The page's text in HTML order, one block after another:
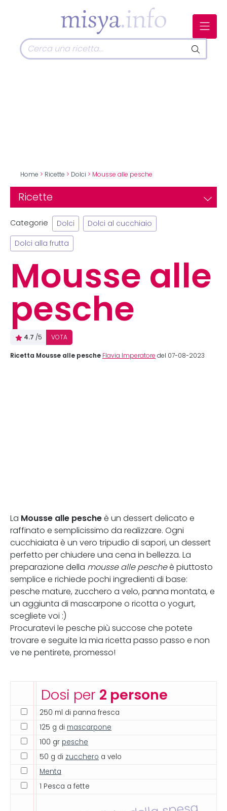
Home > Ricette > Dolci > Mousse alle pesche
Ricette
Categorie Dolci Dolci al cucchiaio
Dolci alla frutta
Mousse alle
pesche
4.7 /5 VOTA
Ricetta Mousse alle pesche Flavia Imperatore del 07-08-2023
La Mousse alle pesche è un dessert delicato e
raffinato e semplicissimo da realizzare. Ogni
cucchiaiata è un vero tripudio di sapori, un dessert
perfetto per chiudere una cena in bellezza. La
preparazione della mousse alle pescheè piuttosto
semplice e richiede pochi ingredienti di base:
pesche mature, zucchero a velo, panna montata, e
un aggiunta di mascarpone o ricotta o yogurt,
scegliete voi :)
Procuratevi le pesche più succose che potete
trovare e seguite la mia ricetta passo passo e non
ve ne pentirete, promesso!
Dosi per 2 persone
250 ml di panna fresca
125 g di mascarpone
100 gr pesche
50 g di zucchero a velo
Menta
1 Pesca a fette